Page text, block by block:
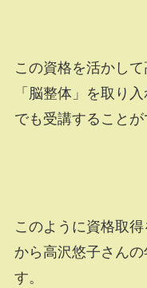
この資格を活かし
「脳整体」を取り
でも受講することが
このように資格取
から高沢悠子さん
す。